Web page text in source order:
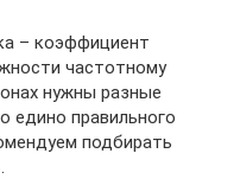
– коэффициент
частотному
нужны разные
едино правильного
подбирать